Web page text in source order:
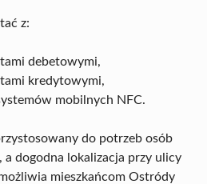
z:
debetowymi,
kredytowymi,
mobilnych NFC.
do potrzeb osób
a dogodna lokalizacja przy ulicy
mieszkańcom Ostródy